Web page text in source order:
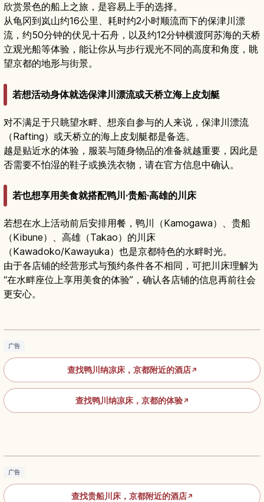
欣赏景色的船上之旅，是容易上手的选择。
从龟冈到岚山约16公里、耗时约2小时顺流而下的保津川漂
流，约50分钟的伏见十石舟，以及约12分钟横渡阿苏海的天桥
立观光船等体验，能让你从与步行观光不同的高度和角度，眺
望京都的地形与街景。
若想活动身体就选保津川漂流或天桥立海上皮划艇
对不满足于只眺望水畔、想亲自参与的人来说，保津川漂流
（Rafting）或天桥立的海上皮划艇都是备选。
越是贴近水的体验，服装与随身物品的准备就越重要，因此是
否需要不怕湿的鞋子或换洗衣物，请在官方信息中确认。
若也想享用美食就搭配鸭川·贵船·高雄的川床
若想在水上活动前后安排用餐，鸭川（Kamogawa）、贵船
（Kibune）、高雄（Takao）的川床
（Kawadoko/Kawayuka）也是京都特色的水畔时光。
由于各店铺的经营形式与预约条件各不相同，可把川床理解为
“在水畔座位上享用美食的体验”，确认各店铺的信息再前往会
更安心。
京都鸭川纳凉床攻略｜夏日河床用餐体验、预算
广告
查找鸭川纳凉床，京都附近的酒店↗
查找鸭川纳凉床，京都的体验↗
广告
查找贵船川床，京都附近的酒店↗